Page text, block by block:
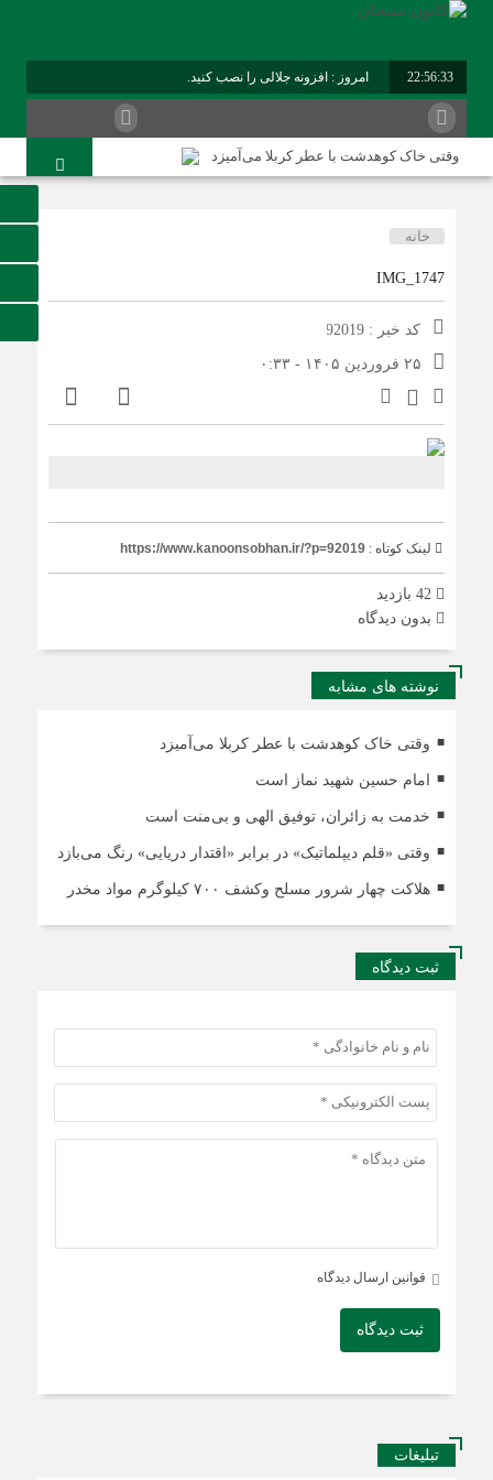
22:56:34 امروز : افزونه جلالی را نصب کنید.
وقتی خاک کوهدشت با عطر کربلا می‌آمیزد
هلاکت چهار شرور مسلح وکشف ۷۰۰ کیلوگرم مواد مخدر
شورای پیشگیری از وقوع جرم کوهدشت برگزار شد
سوداگران مرگ در تور اطلاعاتی عملیاتی تکاوران فراجا
کوهدشت در آستانه اربعین؛ از آمادگی زیرساختی تا آمادگی
مردمی
تحول در زیرساخت‌های جاده‌ای کوهدشت برای تسهیل تردد
خانه
IMG_1747
کد خبر : 92019
۲۵ فروردین ۱۴۰۵ - ۰:۳۳
لینک کوتاه : https://www.kanoonsobhan.ir/?p=92019
بدون دیدگاه
نوشته های مشابه
وقتی خاک کوهدشت با عطر کربلا می‌آمیزد
امام حسین شهید نماز است
خدمت به زائران، توفیق الهی و بی‌منت است
وقتی «قلم دیپلماتیک» در برابر «اقتدار دریایی» رنگ می‌بازد
هلاکت چهار شرور مسلح وکشف ۷۰۰ کیلوگرم مواد مخدر
ثبت دیدگاه
قوانین ارسال دیدگاه
ثبت دیدگاه
تبلیغات